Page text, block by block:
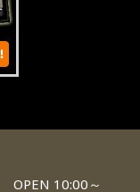
10:00～